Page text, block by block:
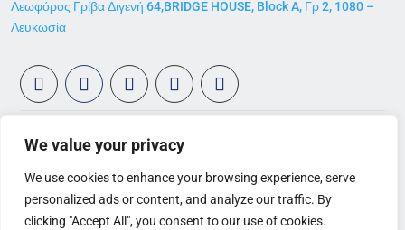
We value your privacy
We use cookies to enhance your browsing experience, serve
personalized ads or content, and analyze our traffic. By
clicking "Accept All", you consent to our use of cookies.
Λεωφόρος Γρίβα Διγενή 64,BRIDGE HOUSE, Block A, Γρ 2, 1080 –
Λευκωσία
Privacy Policy|Terms & Conditions